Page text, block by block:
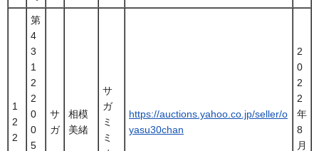
1
2
2
第
4
3
1
2
2
0
0
5
サ
ガ
相模
美緒
サ
ガ
ミ
ミ
https://auctions.yahoo.co.jp/seller/o
yasu30chan
2
0
2
2
年
8
月